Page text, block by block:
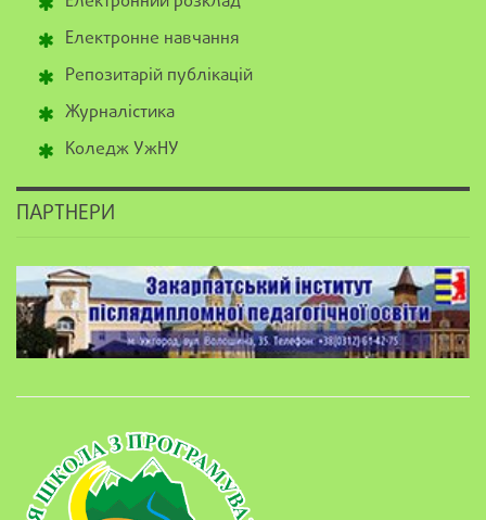
Електронне навчання
Репозитарій публікацій
Журналістика
Коледж УжНУ
ПАРТНЕРИ